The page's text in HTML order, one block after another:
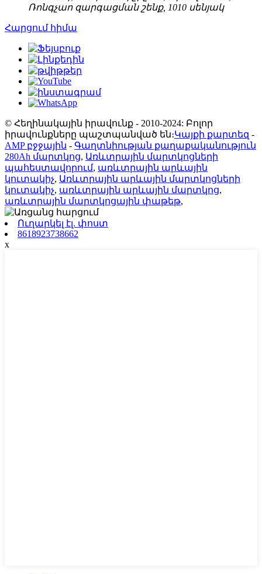
Ռոնգչաո զարգացման շենք, 1010 սենյակ
Հարցում հիմա
© Հեղինակային իրավունք - 2010-2024: Բոլոր
իրավունքները պաշտպանված են։Կայքի քարտեզ -
AMP բջջային - Գաղտնիության քաղաքականություն
280Ah մարտկոց, Առևտրային մարտկոցների
պահեստավորում, առևտրային արևային
կուտակիչ, Առևտրային արևային մարտկոցների
կուտակիչ, առևտրային արևային մարտկոց,
առևտրային մարտկոցային փաթեթ,
Ուղարկել էլ. փոստ
8618923738662
x